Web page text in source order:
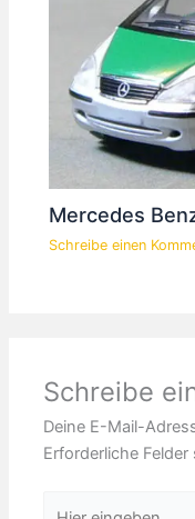
Mercedes
Schreibe einen
Schreibe
Deine E-Mail-
Erforderliche